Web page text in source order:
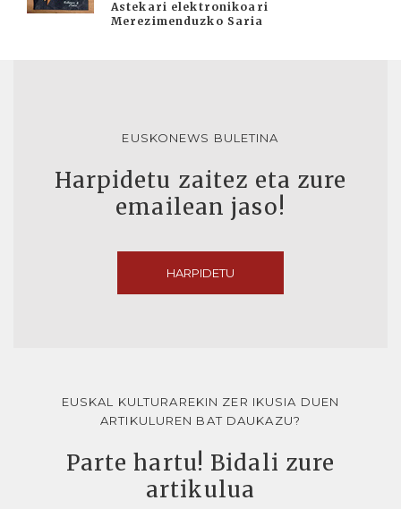
Astekari elektronikoari
Merezimenduzko Saria
EUSKONEWS BULETINA
Harpidetu zaitez eta zure
emailean jaso!
HARPIDETU
EUSKAL KULTURAREKIN ZER IKUSIA DUEN
ARTIKULUREN BAT DAUKAZU?
Parte hartu! Bidali zure
artikulua